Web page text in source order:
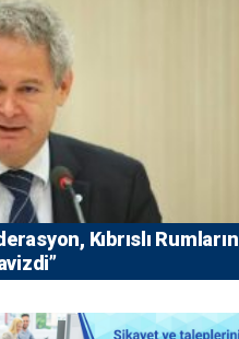
Kıbrıslı Rumların